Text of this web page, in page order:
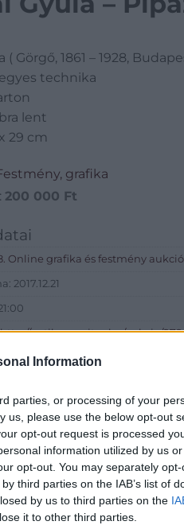
Information
parties, or processing of your
us, please use the below opt-out
opt-out request is processed
information utilized by us
opt-out. You may separately
third parties on the IAB’s list of
by us to third parties on the
it to other third parties.
( Görgő, 1861 – 1928,
technika
lent
29 cm
grafika
200 000 Ft
Online grafika és festmény aukció
2017.12.21
http://antiknemvitas.hu/aukcio/979
Cím: Táncos
Lalita Fashion
1131 Budapest,
Telefon: +36-1-